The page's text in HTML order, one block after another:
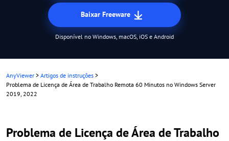
Baixar Freeware
Disponível no Windows, macOS, iOS e Android
AnyViewer > Artigos de instruções >
Problema de Licença de Área de Trabalho Remota 60 Minutos no Windows Server
2019, 2022
Problema de Licença de Área de Trabalho